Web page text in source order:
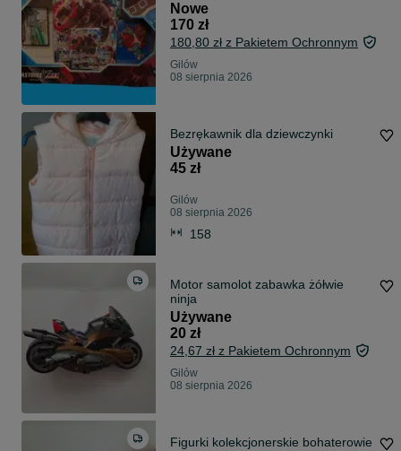
Nowe
170 zł
180,80 zł z Pakietem Ochronnym
Gilów
08 sierpnia 2026
Bezrękawnik dla dziewczynki
Używane
45 zł
Gilów
08 sierpnia 2026
158
Motor samolot zabawka żółwie
ninja
Używane
20 zł
24,67 zł z Pakietem Ochronnym
Gilów
08 sierpnia 2026
Figurki kolekcjonerskie bohaterowie